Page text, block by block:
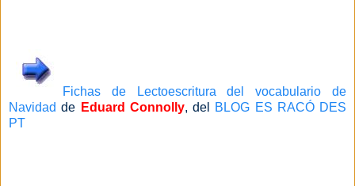
Fichas de Lectoescritura del vocabulario de
Navidad de Eduard Connolly, del
BLOG ES RACÓ DES
PT